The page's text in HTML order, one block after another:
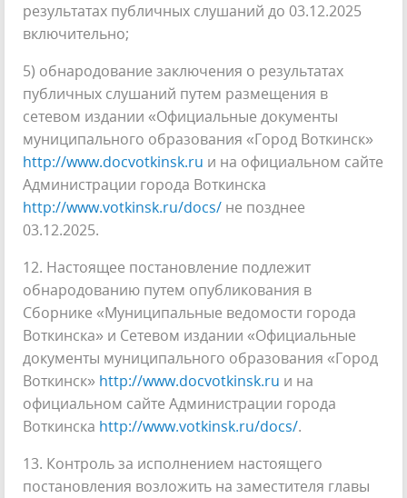
результатах публичных слушаний до 03.12.2025
включительно;
5) обнародование заключения о результатах
публичных слушаний путем размещения в
сетевом издании «Официальные документы
муниципального образования «Город Воткинск»
http://www.docvotkinsk.ru и на официальном сайте
Администрации города Воткинска
http://www.votkinsk.ru/docs/ не позднее
03.12.2025.
12. Настоящее постановление подлежит
обнародованию путем опубликования в
Сборнике «Муниципальные ведомости города
Воткинска» и Сетевом издании «Официальные
документы муниципального образования «Город
Воткинск» http://www.docvotkinsk.ru и на
официальном сайте Администрации города
Воткинска http://www.votkinsk.ru/docs/.
13. Контроль за исполнением настоящего
постановления возложить на заместителя главы